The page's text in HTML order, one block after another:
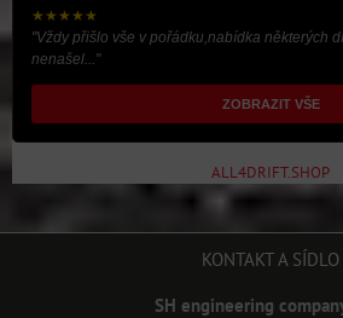
★★★★★
"Vždy přišlo vše v pořádku,nabídka některých
nenašel..."
ZOBRAZIT VŠE
ALL4DRIFT.SHOP
KONTAKT A SÍDLO
SH engineering